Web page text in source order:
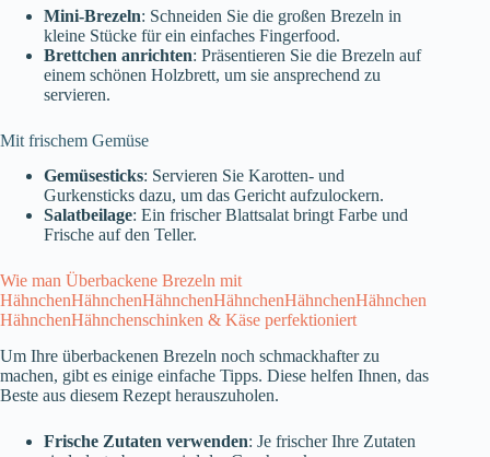
Mini-Brezeln: Schneiden Sie die großen Brezeln in
kleine Stücke für ein einfaches Fingerfood.
Brettchen anrichten: Präsentieren Sie die Brezeln auf
einem schönen Holzbrett, um sie ansprechend zu
servieren.
Mit frischem Gemüse
Gemüsesticks: Servieren Sie Karotten- und
Gurkensticks dazu, um das Gericht aufzulockern.
Salatbeilage: Ein frischer Blattsalat bringt Farbe und
Frische auf den Teller.
Wie man Überbackene Brezeln mit
HähnchenHähnchenHähnchenHähnchenHähnchenHähnchen
HähnchenHähnchenschinken & Käse perfektioniert
Um Ihre überbackenen Brezeln noch schmackhafter zu
machen, gibt es einige einfache Tipps. Diese helfen Ihnen, das
Beste aus diesem Rezept herauszuholen.
Frische Zutaten verwenden: Je frischer Ihre Zutaten